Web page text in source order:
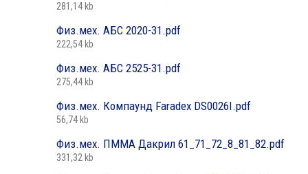
281,14 kb
Физ.мех. АБС 2020-31.pdf
222,54 kb
Физ.мех. АБС 2525-31.pdf
275,44 kb
Физ.мех. Компаунд Faradex DS0026I.pdf
56,74 kb
Физ.мех. ПММА Дакрил 61_71_72_8_81_82.pdf
331,32 kb